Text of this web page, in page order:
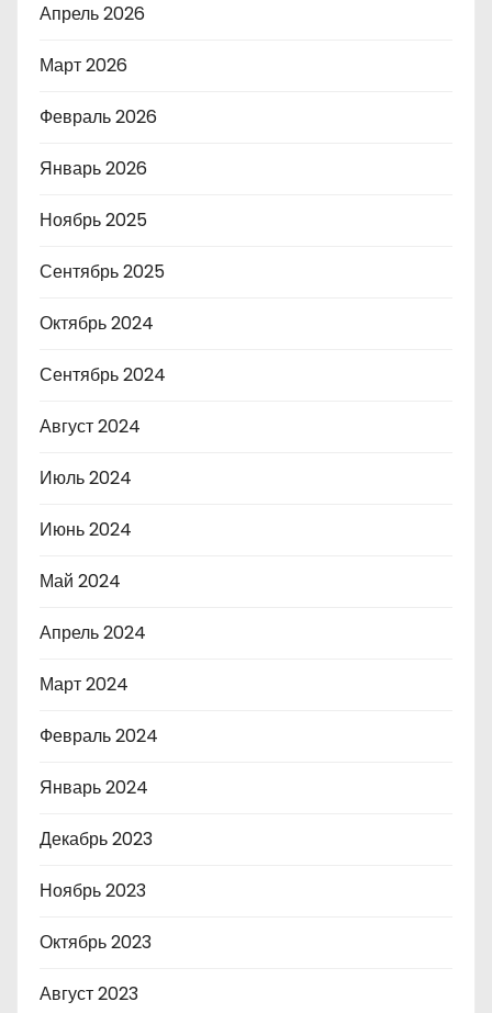
Апрель 2026
Март 2026
Февраль 2026
Январь 2026
Ноябрь 2025
Сентябрь 2025
Октябрь 2024
Сентябрь 2024
Август 2024
Июль 2024
Июнь 2024
Май 2024
Апрель 2024
Март 2024
Февраль 2024
Январь 2024
Декабрь 2023
Ноябрь 2023
Октябрь 2023
Август 2023